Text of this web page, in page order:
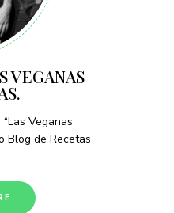
VEGANAS
Veganas
Blog de Recetas